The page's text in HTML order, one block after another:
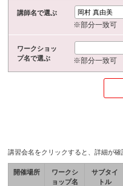
講師名で選ぶ
※部分一致可
ワークショッ
プ名で選ぶ
※部分一致可
講習会名をクリックすると、詳細が確
開催場所
ワークシ
ョップ名
サブタイ
トル